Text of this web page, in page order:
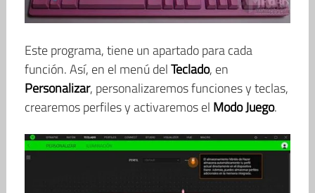
Este programa, tiene un apartado para cada
función. Así, en el menú delTeclado, en
Personalizar, personalizaremos funciones y teclas,
crearemos perfiles y activaremos el Modo Juego.